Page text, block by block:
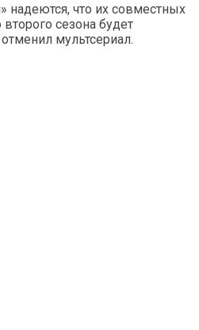
надеются, что их совместных
сезона будет
мультсериал.